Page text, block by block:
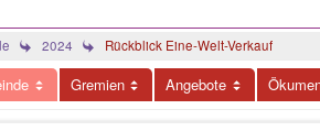
2024 Rückblick Eine-Welt-Verkauf
Gremien Angebote